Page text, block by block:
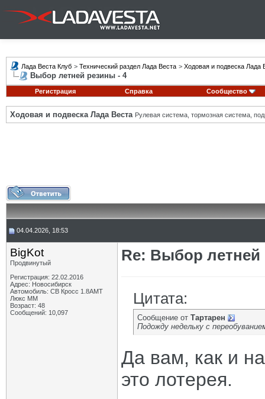
Лада Веста Клуб > Технический раздел Лада Веста > Ходовая и подвеска Лада
Выбор летней резины - 4
Регистрация Справка Сообщество
Ходовая и подвеска Лада Веста Рулевая система, тормозная система,
04.04.2026, 18:53
BigKot
Продвинутый
Регистрация: 22.02.2016
Адрес: Новосибирск
Автомобиль: СВ Кросс 1.8АМТ
Люкс ММ
Возраст: 48
Сообщений: 10,097
Re: Выбор летней
Цитата:
Сообщение от Тартарен
Подожду недельку с
Да вам, как и
это лотерея.